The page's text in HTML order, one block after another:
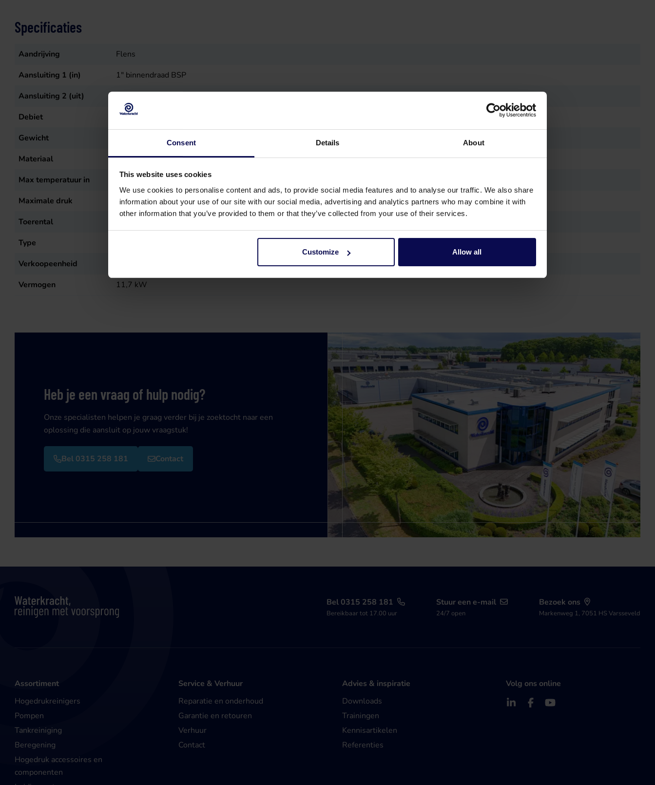
Consent Details About
This website uses cookies
We use cookies to personalise content and ads, to provide social media features and to analyse our traffic. We also share
information about your use of our site with our social media, advertising and analytics partners who may combine it with
other information that you’ve provided to them or that they’ve collected from your use of their services.
Customize Allow all
Specificaties
Aandrijving
Flens
Aansluiting 1 (in)
1" binnendraad BSP
Aansluiting 2 (uit)
Debiet
30L/min
Gewicht
Materiaal
AISI 316L
Max temperatuur in
85°C
Maximale druk
200bar
Toerental
Type
Verkoopeenheid
Vermogen
11,7 kW
Heb je een vraag of hulp nodig?
Onze specialisten helpen je graag verder bij je zoektocht naar een
oplossing die aansluit op jouw vraagstuk!
Bel 0315 258 181 Contact
Bel 0315 258 181
Bereikbaar tot 17.00 uur
Stuur een e-mail
24/7 open
Bezoek ons
Markenweg 1, 7051 HS Varsseveld
Assortiment
Hogedrukreinigers
Pompen
Tankreiniging
Beregening
Hogedruk accessoires en
componenten
Service & Verhuur
Reparatie en onderhoud
Garantie en retouren
Verhuur
Contact
Advies & inspiratie
Downloads
Trainingen
Kennisartikelen
Referenties
Volg ons online